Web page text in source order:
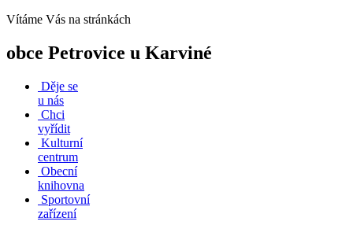
Vítáme Vás na stránkách
obce Petrovice u Karviné
Děje se
u nás
Chci
vyřídit
Kulturní
centrum
Obecní
knihovna
Sportovní
zařízení